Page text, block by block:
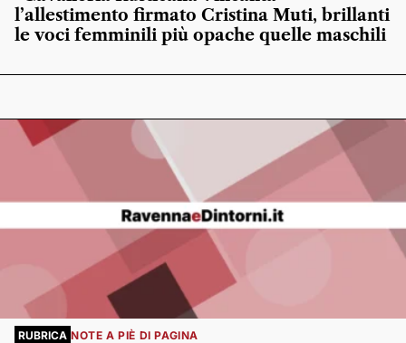
l’allestimento firmato Cristina Muti, brillanti
le voci femminili più opache quelle maschili
RUBRICA NOTE A PIÈ DI PAGINA